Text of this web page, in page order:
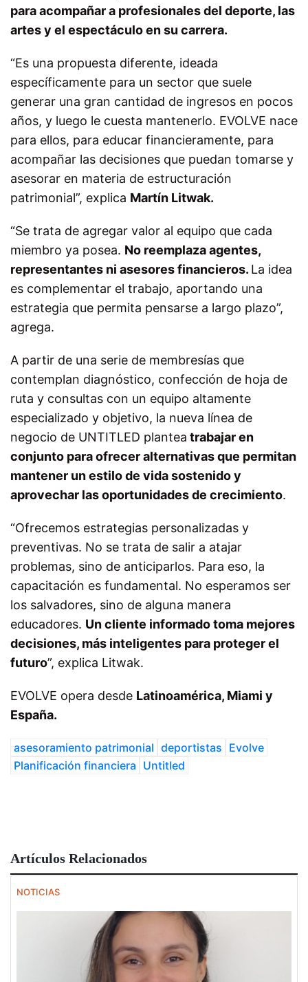
para acompañar a profesionales del deporte, las
artes y el espectáculo en su carrera.
“Es una propuesta diferente, ideada
específicamente para un sector que suele
generar una gran cantidad de ingresos en pocos
años, y luego le cuesta mantenerlo. EVOLVE nace
para ellos, para educar financieramente, para
acompañar las decisiones que puedan tomarse y
asesorar en materia de estructuración
patrimonial”, explica Martín Litwak.
“Se trata de agregar valor al equipo que cada
miembro ya posea. No reemplazaagentes,
representantes ni asesores financieros. La idea
es complementar el trabajo, aportando una
estrategia que permita pensarse a largo plazo”,
agrega.
A partir de una serie de membresías que
contemplan diagnóstico, confección de hoja de
ruta y consultas con un equipo altamente
especializado y objetivo, la nueva línea de
negocio de UNTITLED plantea trabajar en
conjunto para ofrecer alternativas que permitan
mantener un estilo de vida sostenido y
aprovechar las oportunidades de crecimiento.
“Ofrecemos estrategias personalizadas y
preventivas. No se trata de salir a atajar
problemas, sino de anticiparlos. Para eso, la
capacitación es fundamental. No esperamos ser
los salvadores, sino de alguna manera
educadores. Un cliente informado toma mejores
decisiones, más inteligentes para proteger el
futuro”, explica Litwak.
EVOLVE opera desde Latinoamérica, Miami y
España.
asesoramiento patrimonial deportistas Evolve
Planificación financiera Untitled
Artículos Relacionados
NOTICIAS